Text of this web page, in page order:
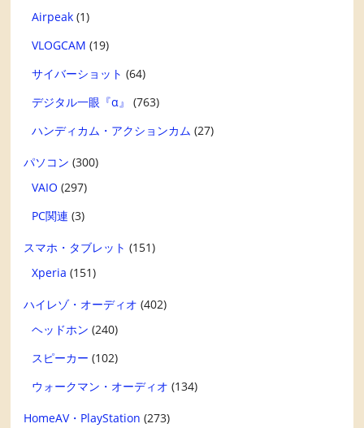
Airpeak (1)
VLOGCAM (19)
サイバーショット (64)
デジタル一眼『α』
(763)
ハンディカム・アクションカム (27)
パソコン (300)
VAIO (297)
PC関連 (3)
スマホ・タブレット (151)
Xperia (151)
ハイレゾ・オーディオ (402)
ヘッドホン (240)
スピーカー (102)
ウォークマン・オーディオ (134)
HomeAV・PlayStation (273)